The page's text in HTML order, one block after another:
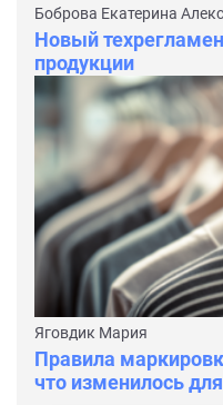
Боброва Екатерина
Новый
продукции
Яговдик Мария
Правила
что изменилось